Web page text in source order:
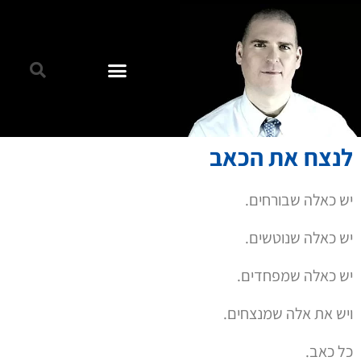
לנצח את הכאב
יש כאלה שבורחים.
יש כאלה שנוטשים.
יש כאלה שמפחדים.
ויש את אלה שמנצחים.
כל כאב.